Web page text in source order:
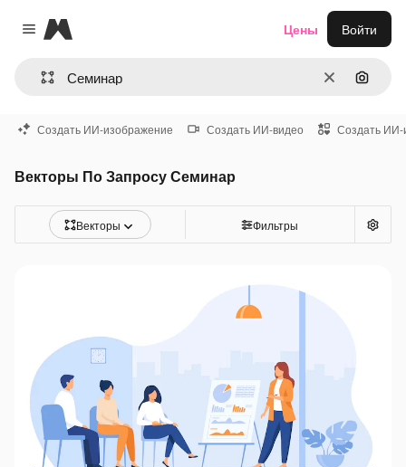
Close menu
Magnific
ОчиститьПоиск
Цены Войти
Создать ИИ-изображение Создать ИИ-видео Создать ИИ-
Векторы По Запросу Семинар
Векторы Фильтры